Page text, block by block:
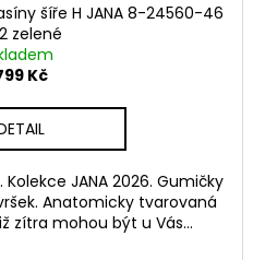
šíře H JANA 8-24560-46
zelené
Kč
JANA 2026. Gumičky
Anatomicky tvarovaná
zítra mohou být u Vás...